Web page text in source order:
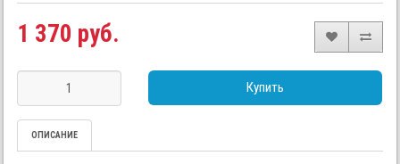
1 370 руб.
Купить
ОПИСАНИЕ